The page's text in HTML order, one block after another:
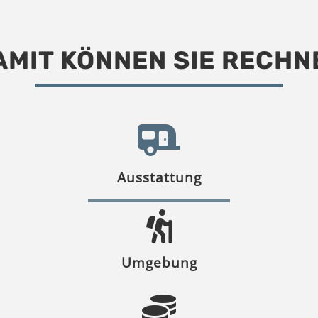
KÖNNEN SIE
Ausstattung
Umgebung